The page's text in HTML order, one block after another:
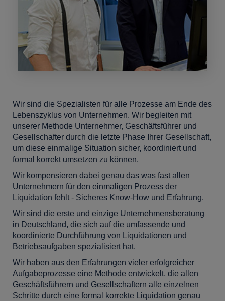
Wir sind die Spezialisten für alle Prozesse am Ende des
Lebenszyklus von Unternehmen. Wir begleiten mit
unserer Methode Unternehmer, Geschäftsführer und
Gesellschafter durch die letzte Phase Ihrer Gesellschaft,
um diese einmalige Situation sicher, koordiniert und
formal korrekt umsetzen zu können.
Wir kompensieren dabei genau das was fast allen
Unternehmern für den einmaligen Prozess der
Liquidation fehlt - Sicheres Know-How und Erfahrung.
Wir sind die erste und einzige Unternehmensberatung
in Deutschland, die sich auf die umfassende und
koordinierte Durchführung von Liquidationen und
Betriebsaufgaben spezialisiert hat.
Wir haben aus den Erfahrungen vieler erfolgreicher
Aufgabeprozesse eine Methode entwickelt, die allen
Geschäftsführern und Gesellschaftern alle einzelnen
Schritte durch eine formal korrekte Liquidation genau